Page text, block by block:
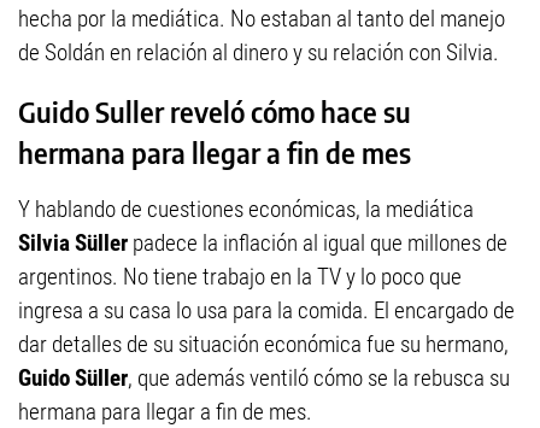
hecha por la mediática. No estaban al tanto del manejo
de Soldán en relación al dinero y su relación con Silvia.
Guido Suller reveló cómo hace su
hermana para llegar a fin de mes
Y hablando de cuestiones económicas, la mediática
Silvia Süller padece la inflación al igual que millones de
argentinos. No tiene trabajo en la TV y lo poco que
ingresa a su casa lo usa para la comida. El encargado de
dar detalles de su situación económica fue su hermano,
Guido Süller, que además ventiló cómo se la rebusca su
hermana para llegar a fin de mes.